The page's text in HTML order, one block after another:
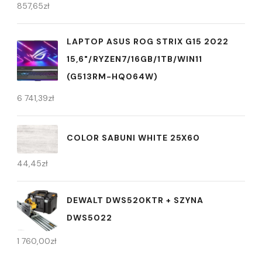
857,65zł
LAPTOP ASUS ROG STRIX G15 2022
15,6"/RYZEN7/16GB/1TB/WIN11
(G513RM-HQ064W)
6 741,39zł
COLOR SABUNI WHITE 25X60
44,45zł
DEWALT DWS520KTR + SZYNA
DWS5022
1 760,00zł